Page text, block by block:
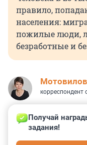
правило,
населения:
пожилые люди,
безработные и
корреспондент
Получай
задания!